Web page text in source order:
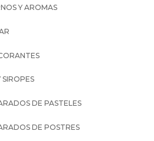
Y AROMAS
SIROPES
DE PASTELES
DE POSTRES